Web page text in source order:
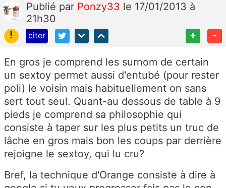
Publié par Ponzy33 le 17/01/2013 à
21h30
!
citer + -
En gros je comprend les surnom de certain
un sextoy permet aussi d'entubé (pour rester
poli) le voisin mais habituellement on sans
sert tout seul. Quant-au dessous de table à 9
pieds je comprend sa philosophie qui
consiste à taper sur les plus petits un truc de
lâche en gros mais bon les coups par derrière
rejoigne le sextoy, qui lu cru?
Bref, la technique d'Orange consiste à dire à